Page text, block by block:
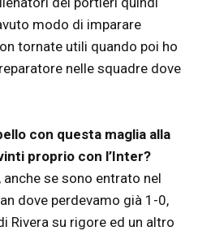
modo di imparare
tornate utili quando poi ho
nelle squadre dove
con questa maglia alla
proprio con l’Inter?
se sono entrato nel
dove perdevamo già 1-0,
Rivera su rigore ed un altro